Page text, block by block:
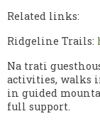
Related links:
Ridgeline Trails:
Na trati
activities, walks
in guided
full support.